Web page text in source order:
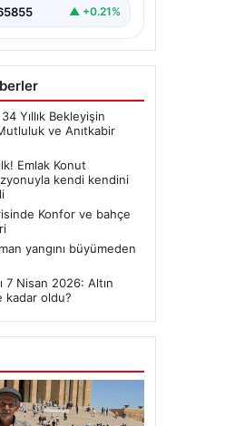
▲ +0.21%
Yıllık Bekleyişin
ve Anıtkabir
Emlak Konut
kendi kendini
Konfor ve bahçe
yangını büyümeden
7 Nisan 2026: Altın
kadar oldu?